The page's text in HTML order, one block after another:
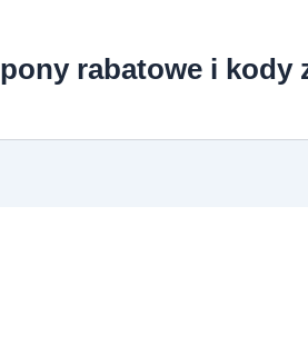
rabatowe i kody